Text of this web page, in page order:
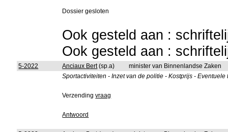
Dossier gesloten
Ook gesteld aan :
Ook gesteld aan :
5-2022 Anciaux Bert(sp.a)
minister van Binnenlandse Zaken
Sportactiviteiten - Inzet van de politie - Kostprijs -
Verzendingvraag
Antwoord